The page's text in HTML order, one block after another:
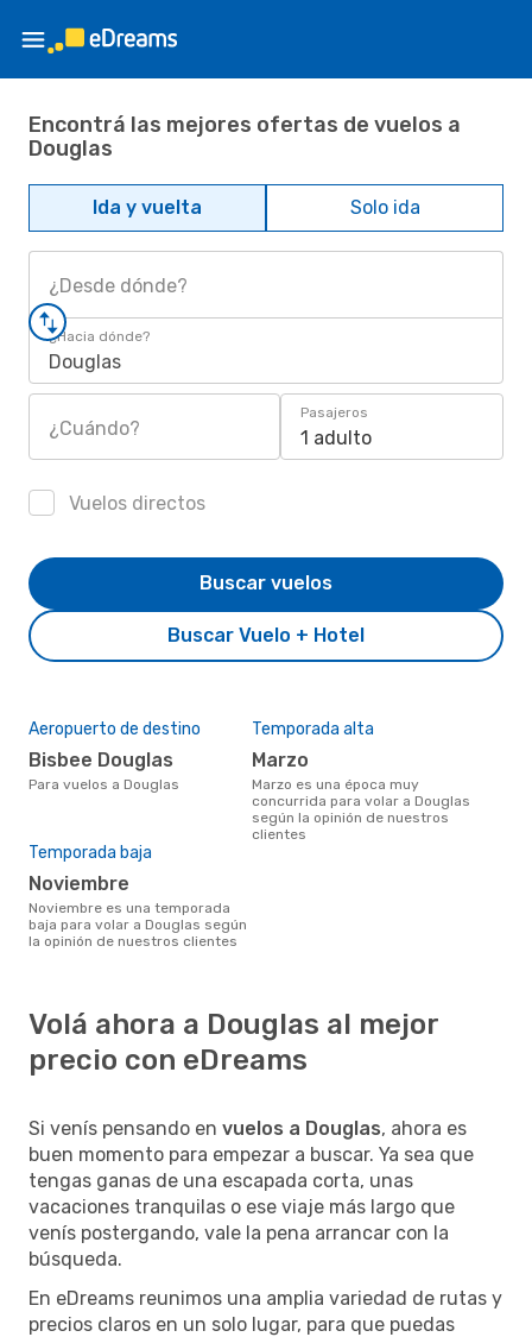
Encontrá las mejores ofertas de vuelos a
Douglas
Ida y vuelta Solo ida
¿Desde dónde?
¿Hacia dónde?
Douglas
¿Cuándo?
Pasajeros
1 adulto
Vuelos directos
Buscar Vuelo + Hotel
Buscar vuelos
Aeropuerto de destino
Bisbee Douglas
Para vuelos a Douglas
Temporada alta
marzo
marzo es una época muy
concurrida para volar a Douglas
según la opinión de nuestros
clientes
Temporada baja
noviembre
noviembre es una temporada
baja para volar a Douglas según
la opinión de nuestros clientes
Volá ahora a Douglas al mejor
precio con eDreams
Si venís pensando en vuelos a Douglas, ahora es
buen momento para empezar a buscar. Ya sea que
tengas ganas de una escapada corta, unas
vacaciones tranquilas o ese viaje más largo que
venís postergando, vale la pena arrancar con la
búsqueda.
En eDreams reunimos una amplia variedad de rutas y
precios claros en un solo lugar, para que puedas